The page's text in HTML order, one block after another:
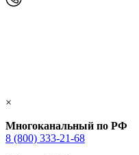
×
Многоканальный по РФ
8 (800) 333‑21-68